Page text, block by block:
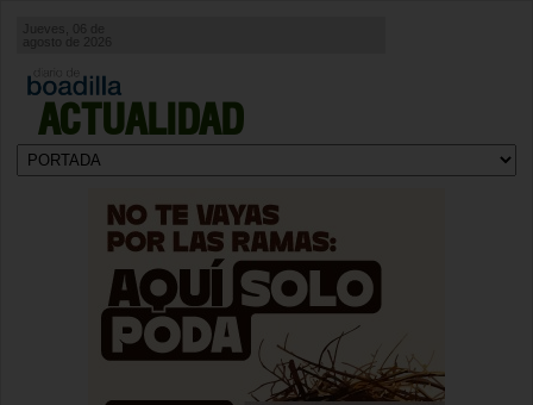
ACTUALIDAD
agosto de 2026